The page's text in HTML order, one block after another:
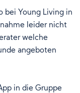
bei Young Living in
leider nicht
welche
angeboten
in die Gruppe